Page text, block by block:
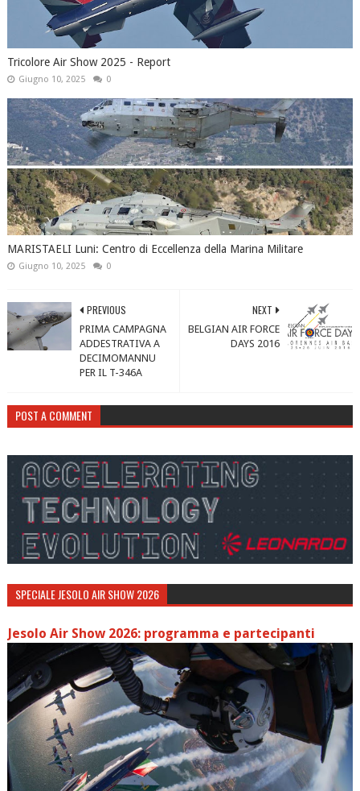
Tricolore Air Show 2025 - Report
Giugno 10, 2025 0
MARISTAELI Luni: Centro di Eccellenza della Marina Militare
Giugno 10, 2025 0
NEXT
BELGIAN AIR FORCE
DAYS 2016
PREVIOUS
PRIMA CAMPAGNA
ADDESTRATIVA A
DECIMOMANNU
PER IL T-346A
POST A COMMENT
SPECIALE JESOLO AIR SHOW 2026
Jesolo Air Show 2026: programma e partecipanti